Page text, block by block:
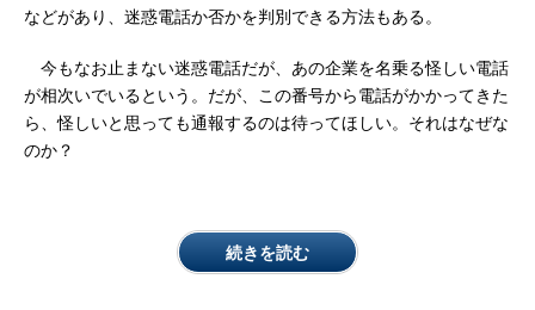
などがあり、迷惑電話か否かを判別できる方法もある。
今もなお止まない迷惑電話だが、あの企業を名乗る怪しい電話
が相次いでいるという。だが、この番号から電話がかかってきた
ら、怪しいと思っても通報するのは待ってほしい。それはなぜな
のか？
続きを読む